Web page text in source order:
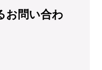
お問い合わ